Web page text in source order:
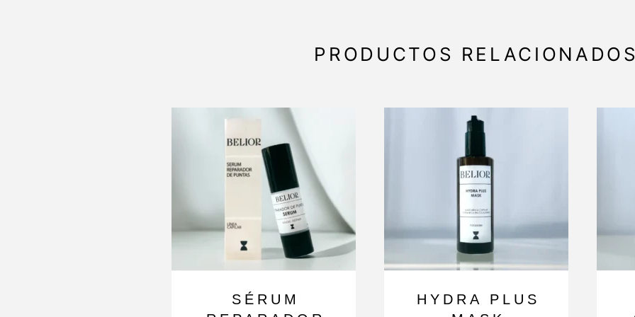
PRODUCTOS
SÉRUM
HYDRA PLUS